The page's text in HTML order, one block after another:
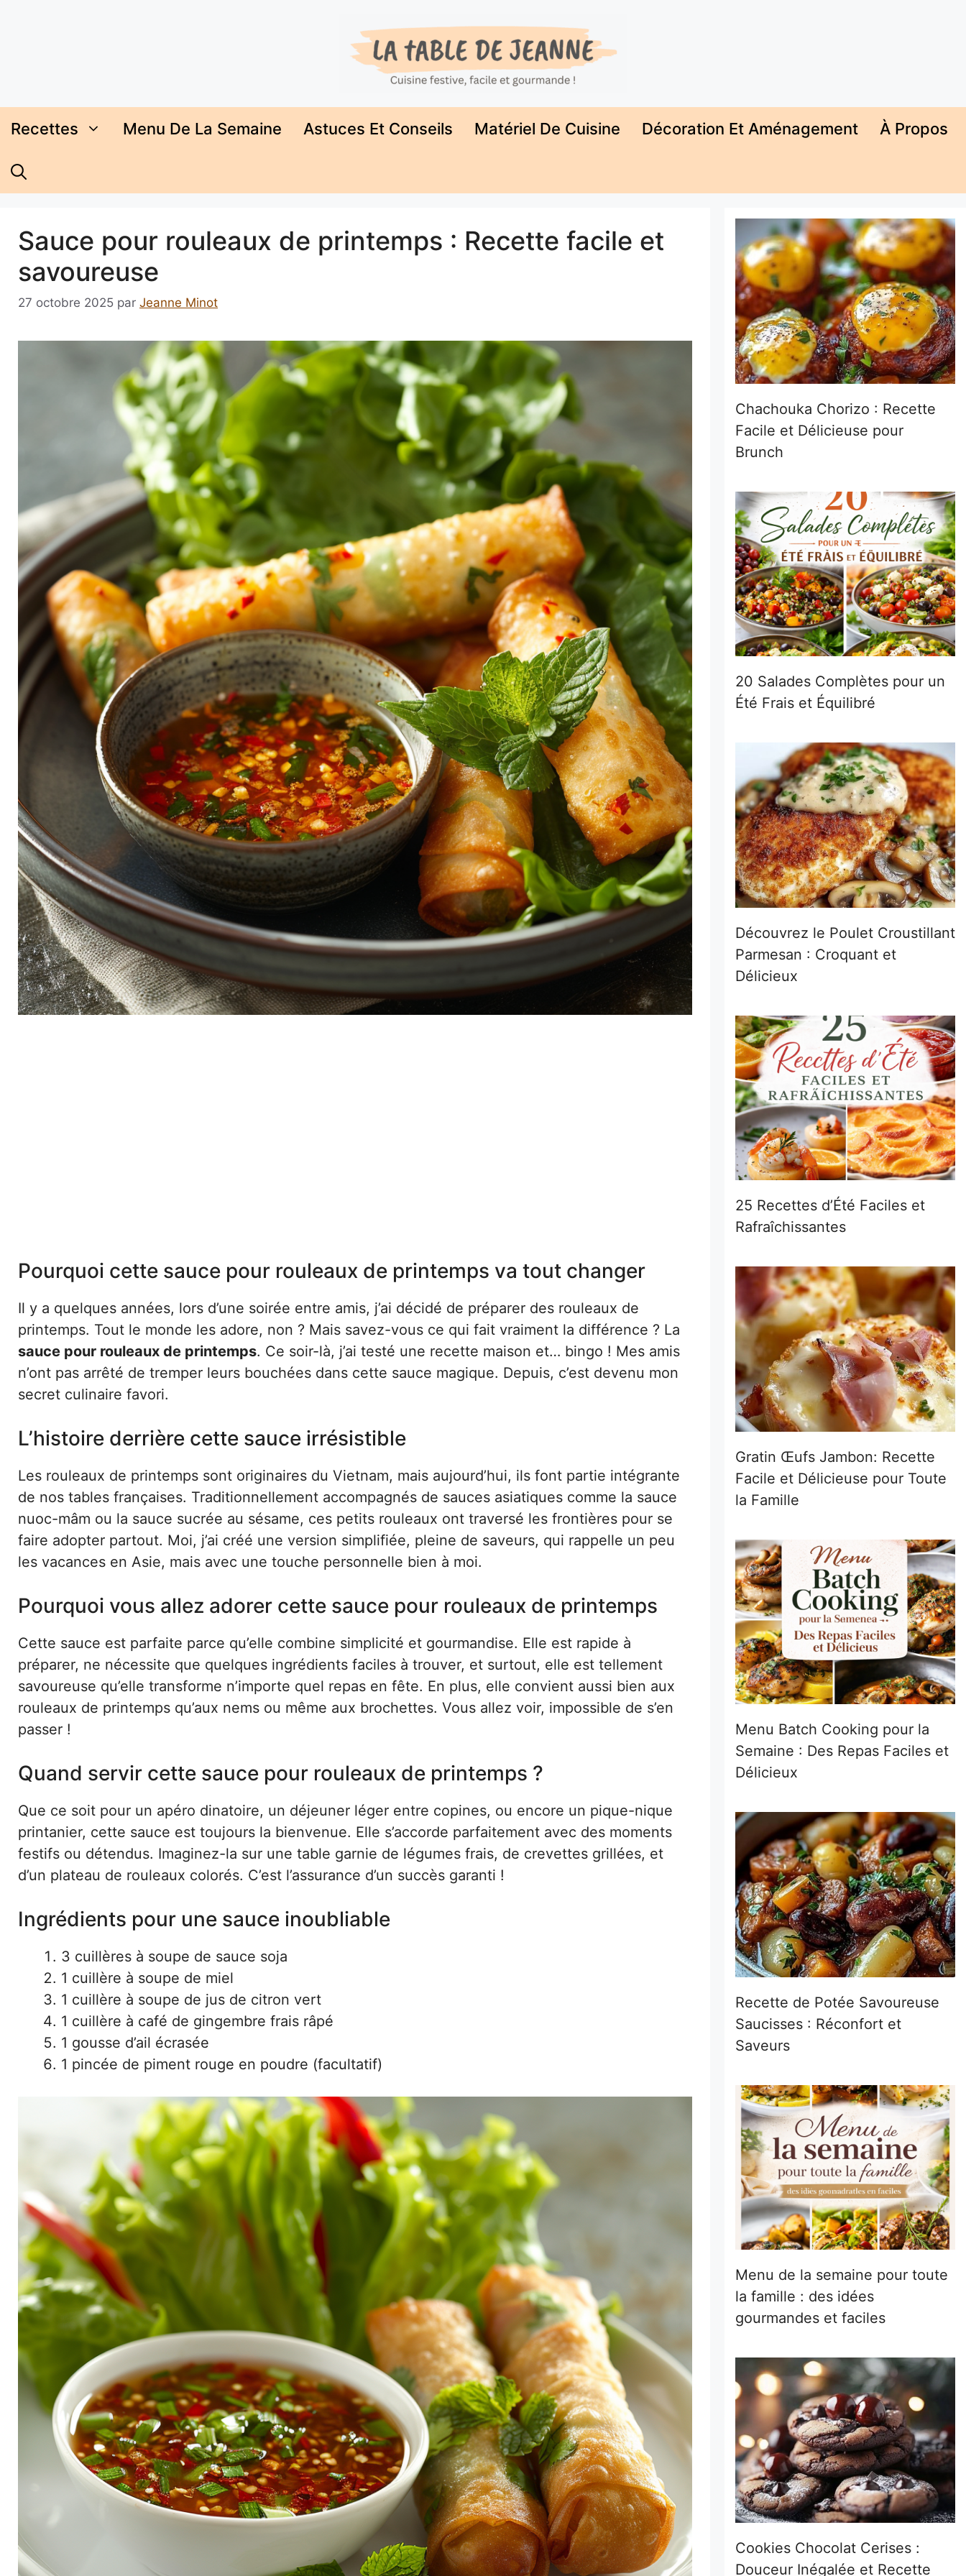
Recettes Menu De La Semaine Astuces Et Conseils Matériel De Cuisine Décoration Et Aménagement À Propos
Sauce pour rouleaux de printemps : Recette facile et
savoureuse
27 octobre 2025 par Jeanne Minot
Pourquoi cette sauce pour rouleaux de printemps va tout changer
Il y a quelques années, lors d’une soirée entre amis, j’ai décidé de préparer des rouleaux de
printemps. Tout le monde les adore, non ? Mais savez-vous ce qui fait vraiment la différence ? La
sauce pour rouleaux de printemps. Ce soir-là, j’ai testé une recette maison et… bingo ! Mes amis
n’ont pas arrêté de tremper leurs bouchées dans cette sauce magique. Depuis, c’est devenu mon
secret culinaire favori.
L’histoire derrière cette sauce irrésistible
Les rouleaux de printemps sont originaires du Vietnam, mais aujourd’hui, ils font partie intégrante
de nos tables françaises. Traditionnellement accompagnés de sauces asiatiques comme la sauce
nuoc-mâm ou la sauce sucrée au sésame, ces petits rouleaux ont traversé les frontières pour se
faire adopter partout. Moi, j’ai créé une version simplifiée, pleine de saveurs, qui rappelle un peu
les vacances en Asie, mais avec une touche personnelle bien à moi.
Pourquoi vous allez adorer cette sauce pour rouleaux de printemps
Cette sauce est parfaite parce qu’elle combine simplicité et gourmandise. Elle est rapide à
préparer, ne nécessite que quelques ingrédients faciles à trouver, et surtout, elle est tellement
savoureuse qu’elle transforme n’importe quel repas en fête. En plus, elle convient aussi bien aux
rouleaux de printemps qu’aux nems ou même aux brochettes. Vous allez voir, impossible de s’en
passer !
Quand servir cette sauce pour rouleaux de printemps ?
Que ce soit pour un apéro dinatoire, un déjeuner léger entre copines, ou encore un pique-nique
printanier, cette sauce est toujours la bienvenue. Elle s’accorde parfaitement avec des moments
festifs ou détendus. Imaginez-la sur une table garnie de légumes frais, de crevettes grillées, et
d’un plateau de rouleaux colorés. C’est l’assurance d’un succès garanti !
Ingrédients pour une sauce inoubliable
3 cuillères à soupe de sauce soja
1 cuillère à soupe de miel
1 cuillère à soupe de jus de citron vert
1 cuillère à café de gingembre frais râpé
1 gousse d’ail écrasée
1 pincée de piment rouge en poudre (facultatif)
Chachouka Chorizo : Recette
Facile et Délicieuse pour
Brunch
20 Salades Complètes pour un
Été Frais et Équilibré
Découvrez le Poulet Croustillant
Parmesan : Croquant et
Délicieux
25 Recettes d’Été Faciles et
Rafraîchissantes
Gratin Œufs Jambon: Recette
Facile et Délicieuse pour Toute
la Famille
Menu Batch Cooking pour la
Semaine : Des Repas Faciles et
Délicieux
Recette de Potée Savoureuse
Saucisses : Réconfort et
Saveurs
Menu de la semaine pour toute
la famille : des idées
gourmandes et faciles
Cookies Chocolat Cerises :
Douceur Inégalée et Recette